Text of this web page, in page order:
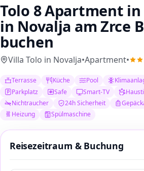
Tolo 8 Apartment
in Novalja am Zrce
buchen
Villa Tolo in Novalja•Apartment•
Terrasse Küche Pool
Parkplatz
Safe Smart-TV
Nichtraucher
24h Sicherheit
Heizung
Spülmaschine
Reisezeitraum & Buchung